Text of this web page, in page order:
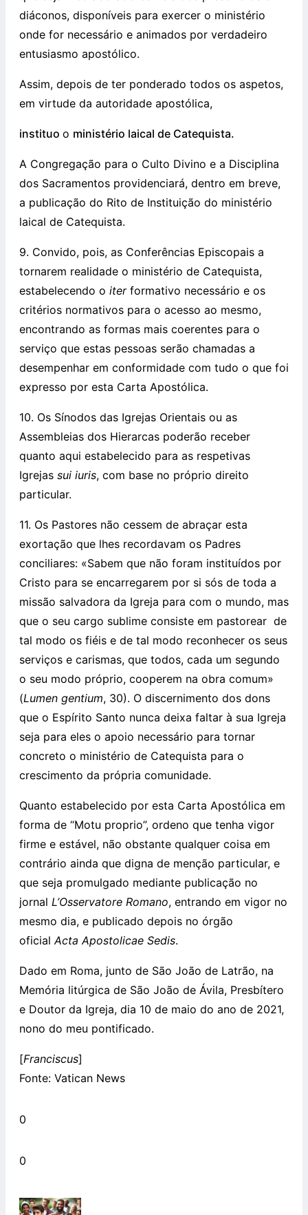
diáconos, disponíveis para exercer o ministério
onde for necessário e animados por verdadeiro
entusiasmo apostólico.
Assim, depois de ter ponderado todos os aspetos,
em virtude da autoridade apostólica,
instituo o ministério laical de Catequista.
A Congregação para o Culto Divino e a Disciplina
dos Sacramentos providenciará, dentro em breve,
a publicação do Rito de Instituição do ministério
laical de Catequista.
9. Convido, pois, as Conferências Episcopais a
tornarem realidade o ministério de Catequista,
estabelecendo o iter formativo necessário e os
critérios normativos para o acesso ao mesmo,
encontrando as formas mais coerentes para o
serviço que estas pessoas serão chamadas a
desempenhar em conformidade com tudo o que foi
expresso por esta Carta Apostólica.
10. Os Sínodos das Igrejas Orientais ou as
Assembleias dos Hierarcas poderão receber
quanto aqui estabelecido para as respetivas
Igrejas sui iuris, com base no próprio direito
particular.
11. Os Pastores não cessem de abraçar esta
exortação que lhes recordavam os Padres
conciliares: «Sabem que não foram instituídos por
Cristo para se encarregarem por si sós de toda a
missão salvadora da Igreja para com o mundo, mas
que o seu cargo sublime consiste em pastorear de
tal modo os fiéis e de tal modo reconhecer os seus
serviços e carismas, que todos, cada um segundo
o seu modo próprio, cooperem na obra comum»
(Lumen gentium, 30). O discernimento dos dons
que o Espírito Santo nunca deixa faltar à sua Igreja
seja para eles o apoio necessário para tornar
concreto o ministério de Catequista para o
crescimento da própria comunidade.
Quanto estabelecido por esta Carta Apostólica em
forma de “Motu proprio”, ordeno que tenha vigor
firme e estável, não obstante qualquer coisa em
contrário ainda que digna de menção particular, e
que seja promulgado mediante publicação no
jornal L’Osservatore Romano, entrando em vigor no
mesmo dia, e publicado depois no órgão
oficialActa Apostolicae Sedis.
Dado em Roma, junto de São João de Latrão, na
Memória litúrgica de São João de Ávila, Presbítero
e Doutor da Igreja, dia 10 de maio do ano de 2021,
nono do meu pontificado.
[Franciscus]
Fonte: Vatican News
0
0